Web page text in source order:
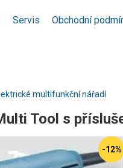
Servis Obchodní
multifunkční nářadí
Tool s
-12%